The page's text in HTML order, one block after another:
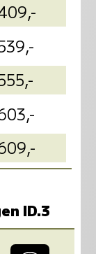
ID.3